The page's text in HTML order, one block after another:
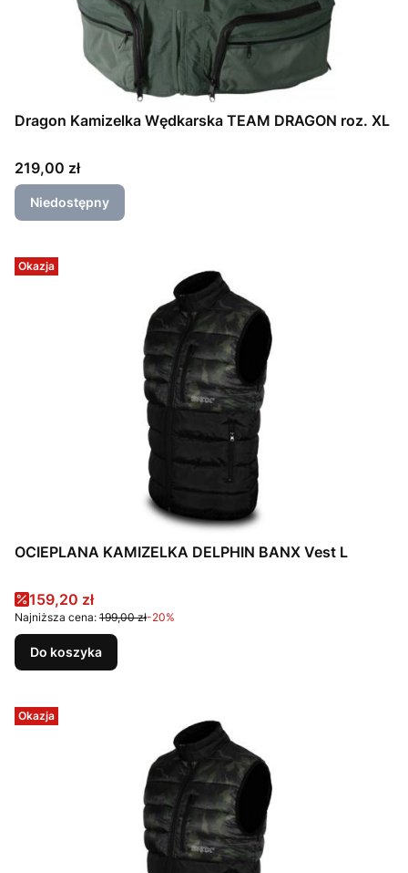
Dragon Kamizelka Wędkarska TEAM DRAGON roz. XL
Cena
219,00 zł
Niedostępny
Okazja
OCIEPLANA KAMIZELKA DELPHIN BANX Vest L
Cena promocyjna
159,20 zł
Najniższa cena: 199,00 zł-20%
Do koszyka
Okazja